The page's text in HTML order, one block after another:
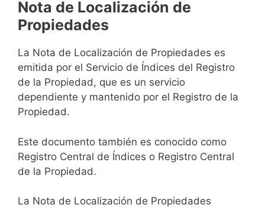
Nota de Localización de
Propiedades
La Nota de Localización de Propiedades es
emitida por el Servicio de Índices del Registro
de la Propiedad, que es un servicio
dependiente y mantenido por el Registro de la
Propiedad.
Este documento también es conocido como
Registro Central de Índices o Registro Central
de la Propiedad.
La Nota de Localización de Propiedades